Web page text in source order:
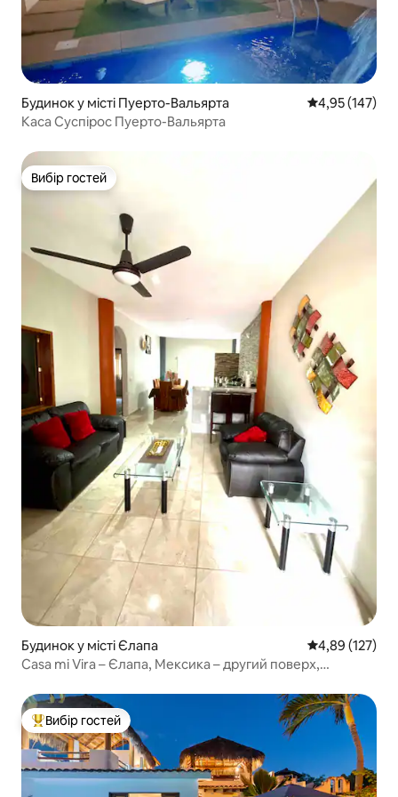
Будинок у місті Пуерто-Вальярта Середня
4,95 (147)
Каса Суспірос Пуерто-Вальярта
Вибір гостей
Вибір гостей
Будинок у місті Єлапа Середня
4,89 (127)
Casa mi Vira – Єлапа, Мексика – другий поверх,
Топ вибір гостей
Вибір гостей